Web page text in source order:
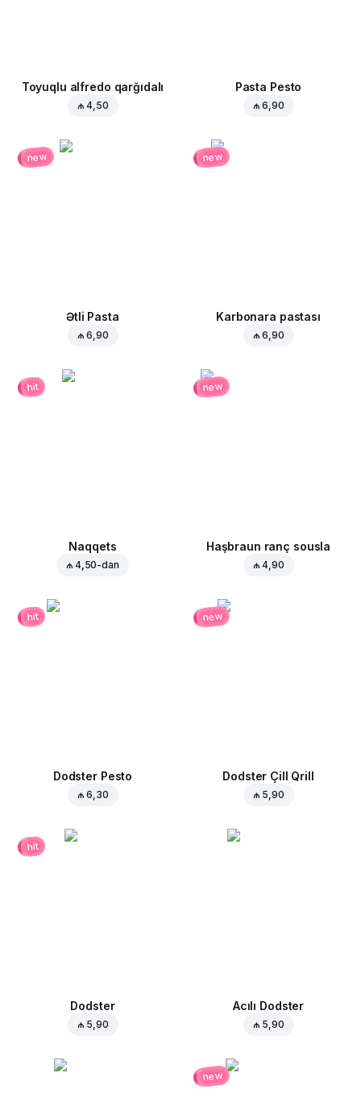
Toyuqlu alfredo qarğıdalı
₼ 4,50
Pasta Pesto
₼ 6,90
new
Ətli Pasta
₼ 6,90
new
Karbonara pastası
₼ 6,90
hit
Naqqets
₼ 4,50-dan
new
Haşbraun ranç sousla
₼ 4,90
hit
Dodster Pesto
₼ 6,30
new
Dodster Çill Qrill
₼ 5,90
hit
Dodster
₼ 5,90
Acılı Dodster
₼ 5,90
new